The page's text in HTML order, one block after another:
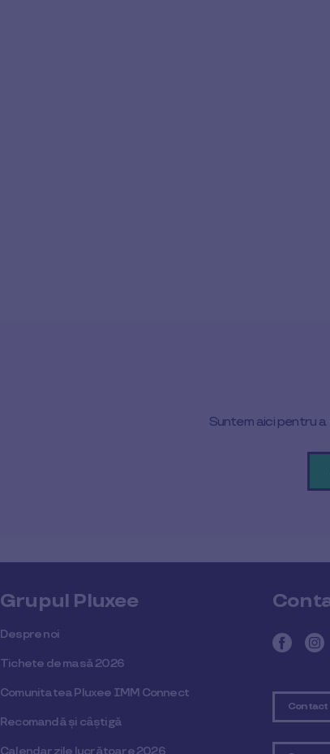
Suntem aici pentru
Grupul Pluxee
Despre noi
Tichete de masă 2026
Comunitatea Pluxee IMM Connect
Recomandă și câștigă
Calendar zile lucrătoare 2026
Contact